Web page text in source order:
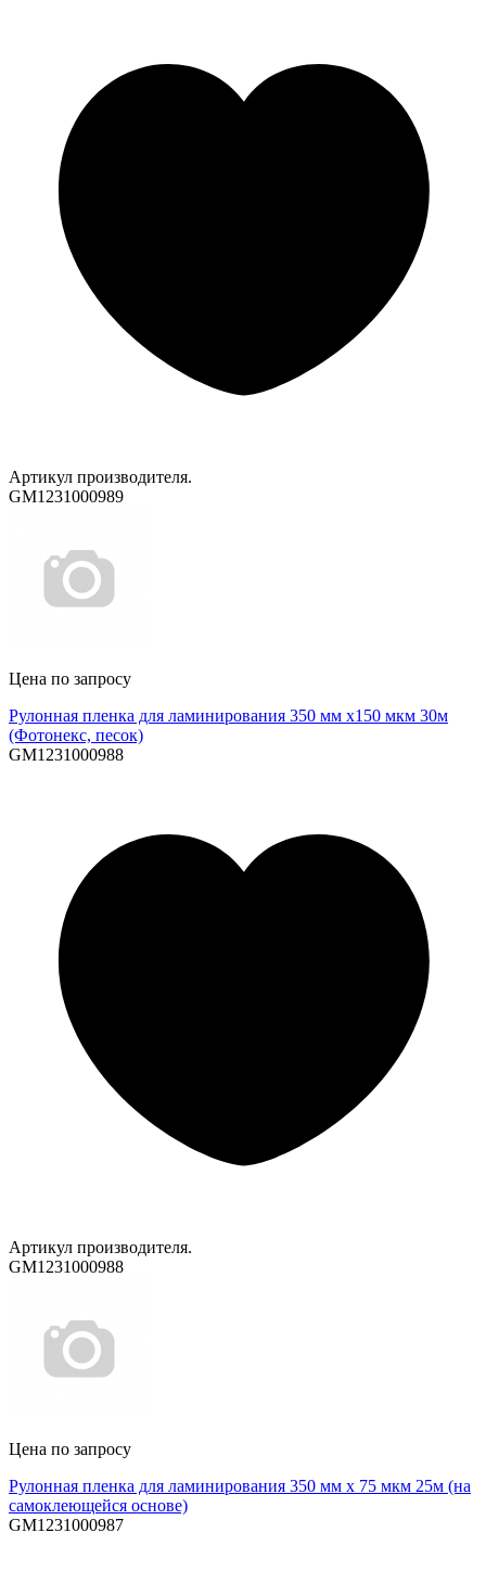
Артикул производителя.
GM1231000989
Цена по запросу
Рулонная пленка для ламинирования 350 мм х150 мкм 30м
(Фотонекс, песок)
GM1231000988
Артикул производителя.
GM1231000988
Цена по запросу
Рулонная пленка для ламинирования 350 мм х 75 мкм 25м (на
самоклеющейся основе)
GM1231000987